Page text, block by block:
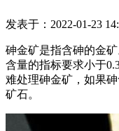
发表于：2022-01-23
砷金矿是指含砷的金
含量的指标要求小于
难处理砷金矿，如果
矿石。